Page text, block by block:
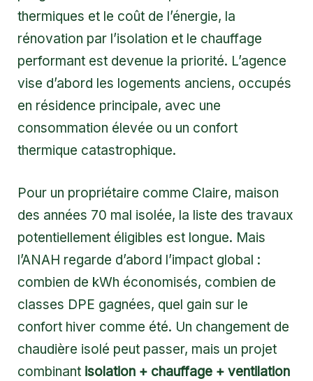
thermiques et le coût de l’énergie, la
rénovation par l’isolation et le chauffage
performant est devenue la priorité. L’agence
vise d’abord les logements anciens, occupés
en résidence principale, avec une
consommation élevée ou un confort
thermique catastrophique.
Pour un propriétaire comme Claire, maison
des années 70 mal isolée, la liste des travaux
potentiellement éligibles est longue. Mais
l’ANAH regarde d’abord l’impact global :
combien de kWh économisés, combien de
classes DPE gagnées, quel gain sur le
confort hiver comme été. Un changement de
chaudière isolé peut passer, mais un projet
combinant isolation + chauffage + ventilation